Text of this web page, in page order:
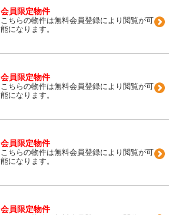
会員限定物件
こちらの物件は無料会員登録により閲覧が可
能になります。
会員限定物件
こちらの物件は無料会員登録により閲覧が可
能になります。
会員限定物件
こちらの物件は無料会員登録により閲覧が可
能になります。
会員限定物件